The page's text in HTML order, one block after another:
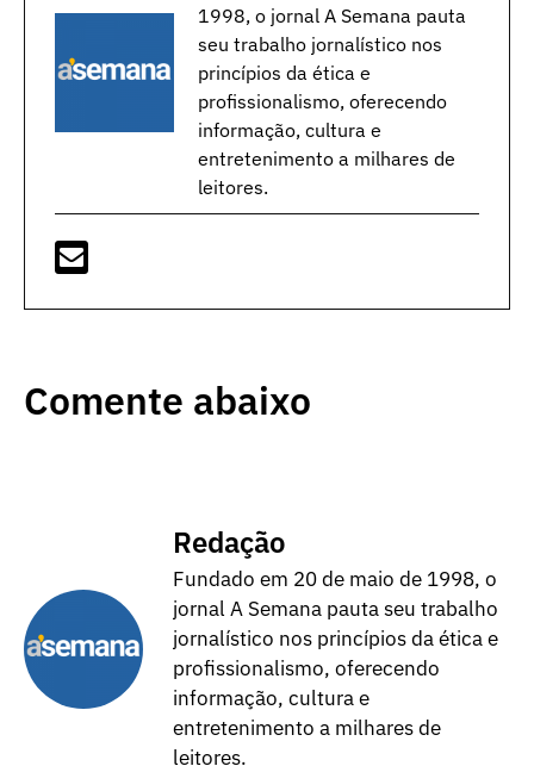
1998, o jornal A Semana pauta
seu trabalho jornalístico nos
princípios da ética e
profissionalismo, oferecendo
informação, cultura e
entretenimento a milhares de
leitores.
Comente abaixo
Redação
Fundado em 20 de maio de 1998, o
jornal A Semana pauta seu trabalho
jornalístico nos princípios da ética e
profissionalismo, oferecendo
informação, cultura e
entretenimento a milhares de
leitores.